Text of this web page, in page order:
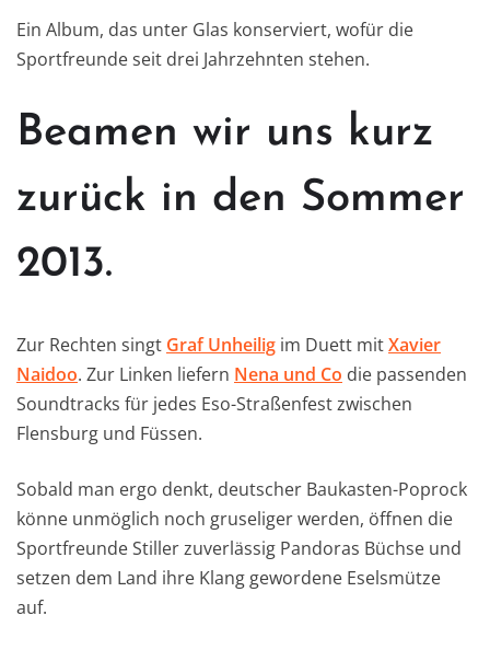
Ein Album, das unter Glas konserviert, wofür die
Sportfreunde seit drei Jahrzehnten stehen.
Beamen wir uns kurz
zurück in den Sommer
2013.
Zur Rechten singt Graf Unheilig im Duett mitXavier
Naidoo. Zur Linken liefern Nena und Co die passenden
Soundtracks für jedes Eso-Straßenfest zwischen
Flensburg und Füssen.
Sobald man ergo denkt, deutscher Baukasten-Poprock
könne unmöglich noch gruseliger werden, öffnen die
Sportfreunde Stiller zuverlässig Pandoras Büchse und
setzen dem Land ihre Klang gewordene Eselsmütze
auf.